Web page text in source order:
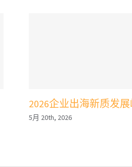
2026企业出海新质发展
5月 20th, 2026